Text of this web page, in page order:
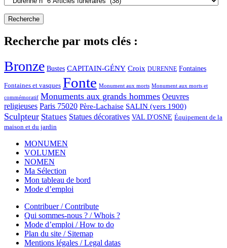
Recherche par mots clés :
Bronze Bustes CAPITAIN-GÉNY Croix DURENNE Fontaines
Fontaines et vasques Fonte Monument aux morts Monument aux morts et
commémoratif Monuments aux grands hommes Oeuvres
religieuses Paris 75020 Père-Lachaise SALIN (vers 1900)
Sculpteur Statues Statues décoratives VAL D'OSNE Équipement de la
maison et du jardin
MONUMEN
VOLUMEN
NOMEN
Ma Sélection
Mon tableau de bord
Mode d’emploi
Contribuer / Contribute
Qui sommes-nous ? / Whois ?
Mode d’emploi / How to do
Plan du site / Sitemap
Mentions légales / Legal datas